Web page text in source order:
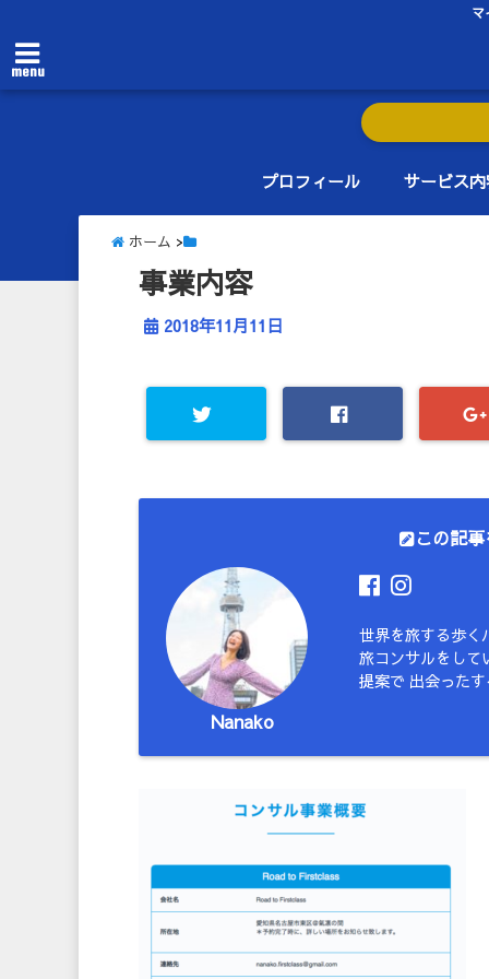
マ
menu
プロフィール サービス
ホーム >
事業内容
2018年11月11日
この記
Nanako
世界を旅する歩く
旅コンサルをし
提案で 出会った